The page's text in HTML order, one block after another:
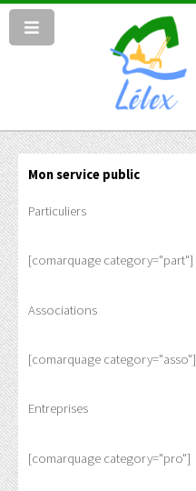
Mon service public
Particuliers
[comarquage category="part"]
Associations
[comarquage category="asso"]
Entreprises
[comarquage category="pro"]